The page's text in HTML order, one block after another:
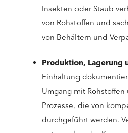
Insekten oder Staub
von Rohstoffen und
von Behältern und
Produktion, Lagerung
Einhaltung
Umgang mit
Prozesse, die von
durchgeführt werden.